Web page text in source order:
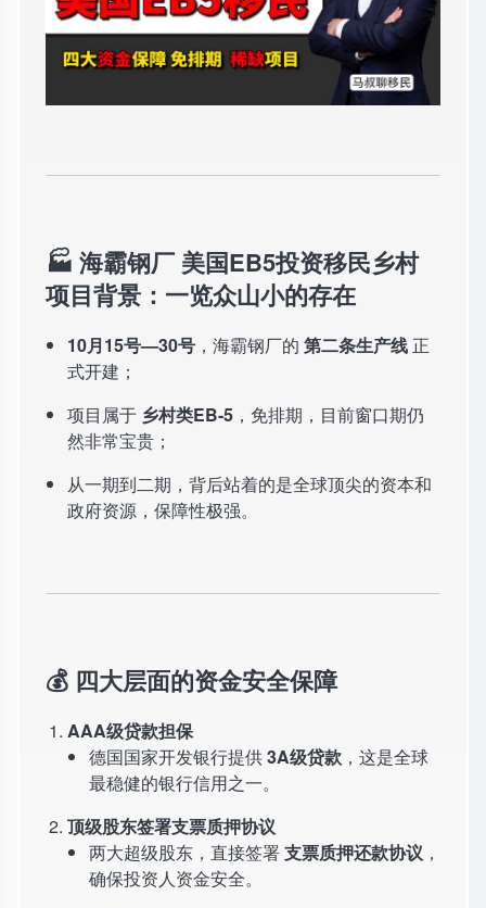
🏭 海霸钢厂 美国EB5投资移民乡村
项目背景：一览众山小的存在
10月15号—30号 ，海霸钢厂的 第二条生产线 正
式开建；
项目属于 乡村类EB-5 ，免排期，目前窗口期仍
然非常宝贵；
从一期到二期，背后站着的是全球顶尖的资本和
政府资源，保障性极强。
💰 四大层面的资金安全保障
AAA级贷款担保
德国国家开发银行提供3A级贷款 ，这是全球
最稳健的银行信用之一。
顶级股东签署支票质押协议
两大超级股东，直接签署支票质押还款协议 ，
确保投资人资金安全。